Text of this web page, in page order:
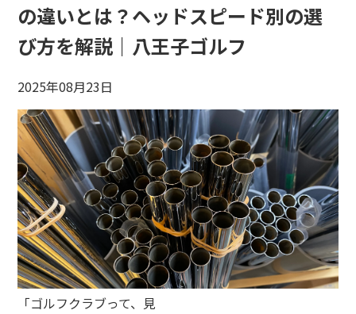
の違いとは？ヘッドスピード別の選
び方を解説｜八王子ゴルフ
2025年08月23日
「ゴルフクラブって、見